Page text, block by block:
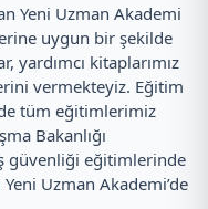
Yeni Uzman Akademi
uygun bir şekilde
yardımcı kitaplarımız
vermekteyiz. Eğitim
tüm eğitimlerimiz
Bakanlığı
güvenliği eğitimlerinde
Uzman Akademi’de